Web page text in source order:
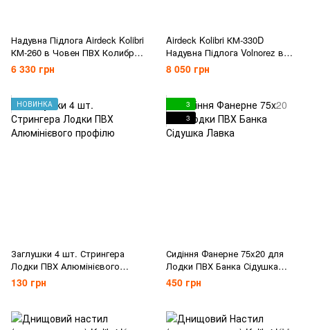
Надувна Підлога Airdeck Kolibri
КМ-260 в Човен ПВХ Колибри
КМ-260
6 330 грн
Airdeck Kolibri КМ-330D
Надувна Підлога Volnorez в
Човен ПВХ Колібрі КМ-330Д
8 050 грн
НОВИНКА
Заглушки 4 шт. Стрингера
Лодки ПВХ Алюмінієвого
профілю
130 грн
3
3
Сидіння Фанерне 75x20 для
Лодки ПВХ Банка Сідушка
Лавка
450 грн